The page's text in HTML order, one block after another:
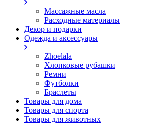
Массажные масла
Расходные материалы
Декор и подарки
Одежда и аксессуары
Zhoelala
Хлопковые рубашки
Ремни
Футболки
Браслеты
Товары для дома
Товары для спорта
Товары для животных